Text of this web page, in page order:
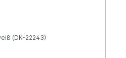
(DK-22243)